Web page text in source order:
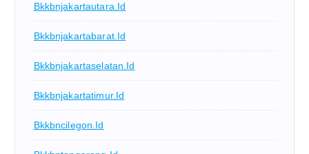
Bkkbnjakartautara.id
Bkkbnjakartabarat.id
Bkkbnjakartaselatan.id
Bkkbnjakartatimur.id
Bkkbncilegon.id